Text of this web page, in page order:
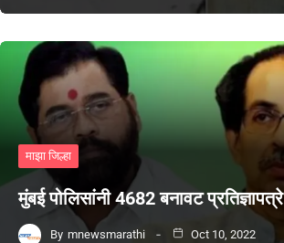
माझा जिल्हा
मुंबई पोलिसांनी 4682 बनावट
By mnewsmarathi Oct 10, 2022